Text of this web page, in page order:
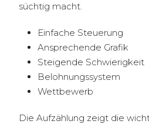
süchtig macht.
Einfache Steuerung
Ansprechende Grafik
Steigende Schwierigkeit
Belohnungssystem
Wettbewerb
Die Aufzählung zeigt die